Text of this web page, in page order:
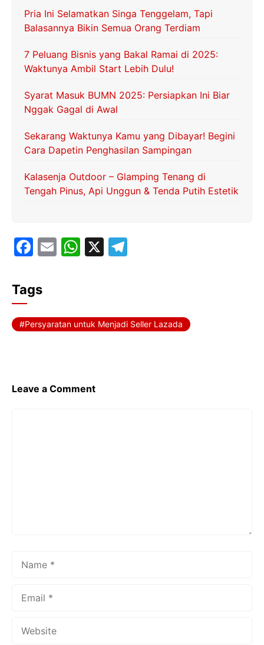
Pria Ini Selamatkan Singa Tenggelam, Tapi
Balasannya Bikin Semua Orang Terdiam
7 Peluang Bisnis yang Bakal Ramai di 2025:
Waktunya Ambil Start Lebih Dulu!
Syarat Masuk BUMN 2025: Persiapkan Ini Biar
Nggak Gagal di Awal
Sekarang Waktunya Kamu yang Dibayar! Begini
Cara Dapetin Penghasilan Sampingan
Kalasenja Outdoor – Glamping Tenang di
Tengah Pinus, Api Unggun & Tenda Putih Estetik
F
c
e
b
E
W
A
X
a
Tags
Persyaratan untuk Menjadi Seller Lazada
Leave a Comment